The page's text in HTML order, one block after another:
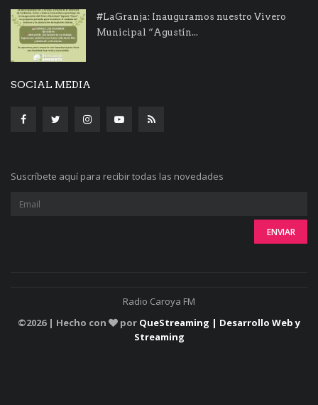
#LaGranja: Inauguramos nuestro Vivero
Municipal “Agustín...
SOCIAL MEDIA
Suscríbete aquí para recibir todas las novedades
Radio Caroya FM
©2026 | Hecho con por QueStreaming | Desarrollo Web y
Streaming